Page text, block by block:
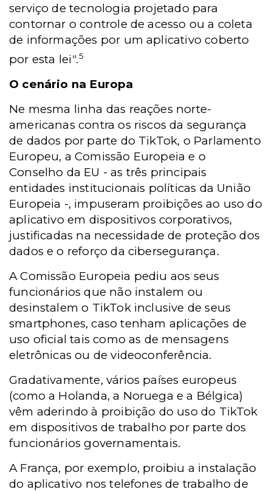
serviço de tecnologia projetado para
contornar o controle de acesso ou a coleta
de informações por um aplicativo coberto
por esta lei".5
O cenário na Europa
Ne mesma linha das reações norte-
americanas contra os riscos da segurança
de dados por parte do TikTok, o Parlamento
Europeu, a Comissão Europeia e o
Conselho da EU - as três principais
entidades institucionais políticas da União
Europeia -, impuseram proibições ao uso do
aplicativo em dispositivos corporativos,
justificadas na necessidade de proteção dos
dados e o reforço da cibersegurança.
A Comissão Europeia pediu aos seus
funcionários que não instalem ou
desinstalem o TikTok inclusive de seus
smartphones, caso tenham aplicações de
uso oficial tais como as de mensagens
eletrônicas ou de videoconferência.
Gradativamente, vários países europeus
(como a Holanda, a Noruega e a Bélgica)
vêm aderindo à proibição do uso do TikTok
em dispositivos de trabalho por parte dos
funcionários governamentais.
A França, por exemplo, proibiu a instalação
do aplicativo nos telefones de trabalho de